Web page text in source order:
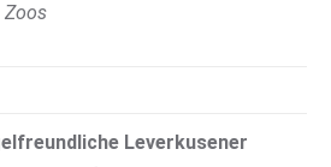
Zoos
Leverkusener